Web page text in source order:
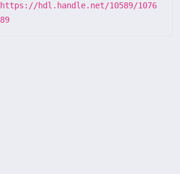
https://hdl.handle.net/10589/1076
89